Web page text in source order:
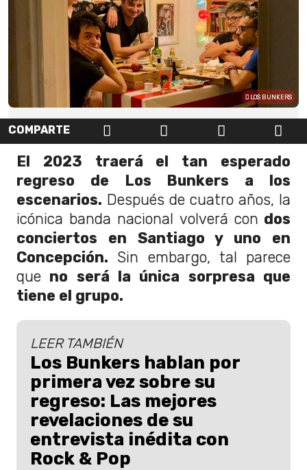
LOS BUNKERS
COMPARTE
El 2023 traerá el tan esperado
regreso de Los Bunkers a los
escenarios. Después de cuatro años, la
icónica banda nacional volverá con dos
conciertos en Santiago y uno en
Concepción. Sin embargo, tal parece
que no será la única sorpresa que
tiene el grupo.
LEER TAMBIÉN
Los Bunkers hablan por
primera vez sobre su
regreso: Las mejores
revelaciones de su
entrevista inédita con
Rock & Pop